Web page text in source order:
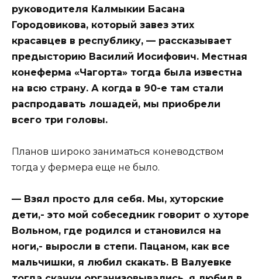
руководителя Калмыкии Басана
Городовикова, который завез этих
красавцев в республику, — рассказывает
предысторию Василий Иосифович. Местная
конеферма «Чагорта» тогда была известна
на всю страну. А когда в 90-е там стали
распродавать лошадей, мы приобрели
всего три головы.
Планов широко заниматься коневодством
тогда у фермера еще не было.
— Взял просто для себя. Мы, хуторские
дети,- это мой собеседник говорит о хуторе
Вольном, где родился и становился на
ноги,- выросли в степи. Пацаном, как все
мальчишки, я любил скакать. В Валуевке